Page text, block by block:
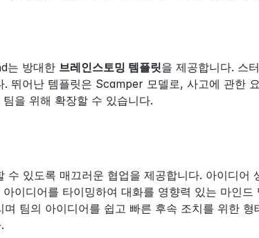
는 방대한 브레인스토밍 템플릿을 제공합니다. 스
뛰어난 템플릿은 Scamper 모델로, 사고에 관한
을 위해 확장할 수 있습니다.
수 있도록 매끄러운 협업을 제공합니다. 아이디어
이디어를 타이밍하여 대화를 영향력 있는 마인
팀의 아이디어를 쉽고 빠른 후속 조치를 위한